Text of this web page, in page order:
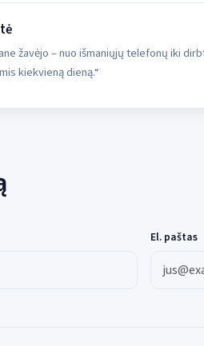
žavėjo – nuo išmaniųjų telefonų iki
kiekvieną dieną.“
El. paštas